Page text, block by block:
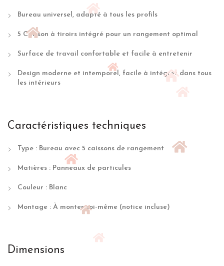
Bureau universel, adapté à tous les profils
5 Caisson à tiroirs intégré pour un rangement optimal
Surface de travail confortable et facile à entretenir
Design moderne et intemporel, facile à intégrer dans tous
les intérieurs
Caractéristiques techniques
Type : Bureau avec 5 caissons de rangement
Matières : Panneaux de particules
Couleur : Blanc
Montage : À monter soi-même (notice incluse)
Dimensions